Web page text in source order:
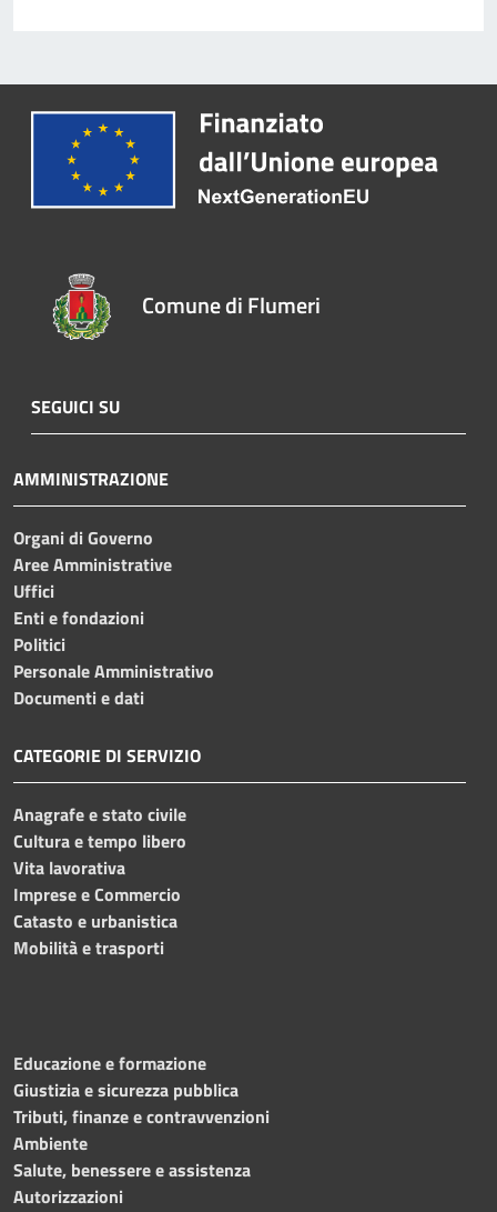
Comune di Flumeri
SEGUICI SU
AMMINISTRAZIONE
Organi di Governo
Aree Amministrative
Uffici
Enti e fondazioni
Politici
Personale Amministrativo
Documenti e dati
CATEGORIE DI SERVIZIO
Anagrafe e stato civile
Cultura e tempo libero
Vita lavorativa
Imprese e Commercio
Catasto e urbanistica
Mobilità e trasporti
Educazione e formazione
Giustizia e sicurezza pubblica
Tributi, finanze e contravvenzioni
Ambiente
Salute, benessere e assistenza
Autorizzazioni